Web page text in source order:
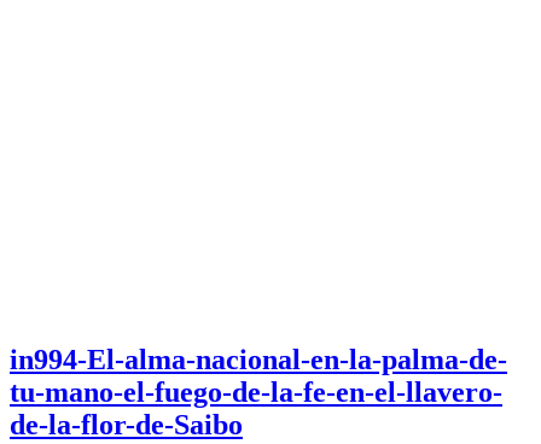
in994-El-alma-nacional-en-la-palma-de-
tu-mano-el-fuego-de-la-fe-en-el-llavero-
de-la-flor-de-Saibo